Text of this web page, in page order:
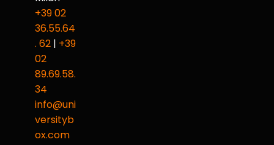
+39 02
36.55.64
. 62| +39
02
89.69.58.
34
info@uni
versityb
ox.com